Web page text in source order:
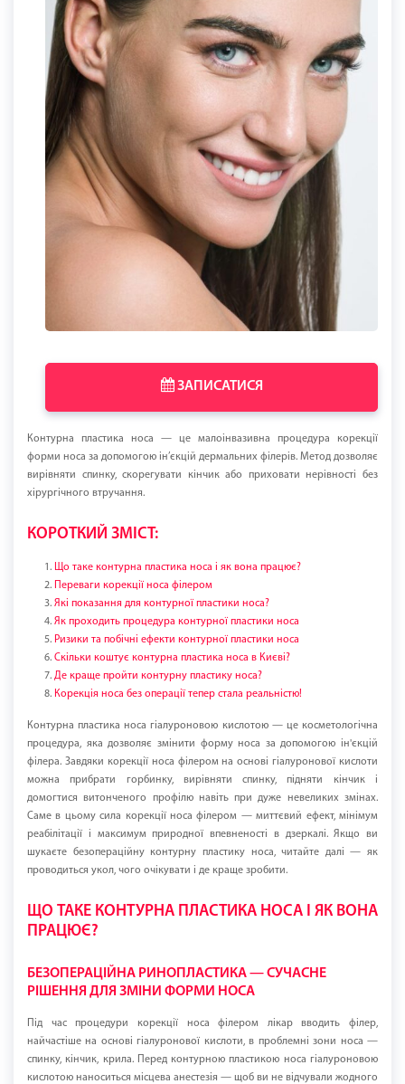
ЗАПИСАТИСЯ
Контурна пластика носа — це малоінвазивна процедура корекції
форми носа за допомогою ін’єкцій дермальних філерів. Метод дозволяє
вирівняти спинку, скорегувати кінчик або приховати нерівності без
хірургічного втручання.
КОРОТКИЙ ЗМІСТ:
Що таке контурна пластика носа і як вона працює?
Переваги корекції носа філером
Які показання для контурної пластики носа?
Як проходить процедура контурної пластики носа
Ризики та побічні ефекти контурної пластики носа
Скільки коштує контурна пластика носа в Києві?
Де краще пройти контурну пластику носа?
Корекція носа без операції тепер стала реальністю!
Контурна пластика носа гіалуроновою кислотою — це косметологічна
процедура, яка дозволяє змінити форму носа за допомогою ін'єкцій
філера. Завдяки корекції носа філером на основі гіалуронової кислоти
можна прибрати горбинку, вирівняти спинку, підняти кінчик і
домогтися витонченого профілю навіть при дуже невеликих змінах.
Саме в цьому сила корекції носа філером — миттєвий ефект, мінімум
реабілітації і максимум природної впевненості в дзеркалі. Якщо ви
шукаєте безопераційну контурну пластику носа, читайте далі — як
проводиться укол, чого очікувати і де краще зробити.
ЩО ТАКЕ КОНТУРНА ПЛАСТИКА НОСА І ЯК ВОНА
ПРАЦЮЄ?
БЕЗОПЕРАЦІЙНА РИНОПЛАСТИКА — СУЧАСНЕ
РІШЕННЯ ДЛЯ ЗМІНИ ФОРМИ НОСА
Під час процедури корекції носа філером лікар вводить філер,
найчастіше на основі гіалуронової кислоти, в проблемні зони носа —
спинку, кінчик, крила. Перед контурною пластикою носа гіалуроновою
кислотою наноситься місцева анестезія — щоб ви не відчували жодного